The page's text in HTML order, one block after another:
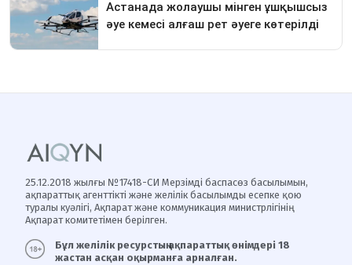
25.12.2018 жылғы №17418-СИ Мерзімді баспасөз басылымын,
ақпараттық агенттікті және желілік басылымды есепке қою
туралы куәлігі, Ақпарат және коммуникация министрлігінің
Ақпарат комитетімен берілген.
Бұл желілік ресурстың ақпараттық өнімдері 18
жастан асқан оқырманға арналған.